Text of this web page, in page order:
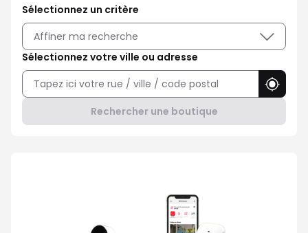
Sélectionnez un critère
Affiner ma recherche
Sélectionnez votre ville ou adresse
Rechercher une boutique